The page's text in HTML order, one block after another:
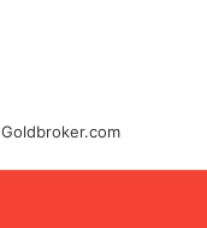
Goldbroker.com